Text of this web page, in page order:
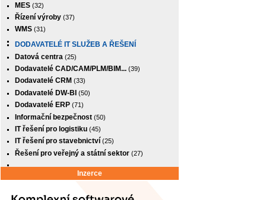
MES (32)
Řízení výroby (37)
WMS (31)
DODAVATELÉ IT SLUŽEB A ŘEŠENÍ
Datová centra (25)
Dodavatelé CAD/CAM/PLM/BIM... (39)
Dodavatelé CRM (33)
Dodavatelé DW-BI (50)
Dodavatelé ERP (71)
Informační bezpečnost (50)
IT řešení pro logistiku (45)
IT řešení pro stavebnictví (25)
Řešení pro veřejný a státní sektor (27)
Inzerce